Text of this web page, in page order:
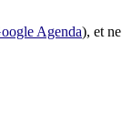
Agenda), et